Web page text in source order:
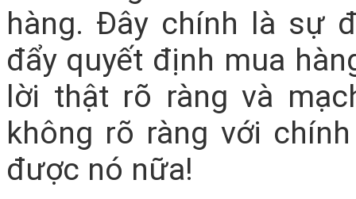
hàng. Đây chính là sự
đẩy quyết định mua
lời thật rõ ràng và
không rõ ràng với
được nó nữa!